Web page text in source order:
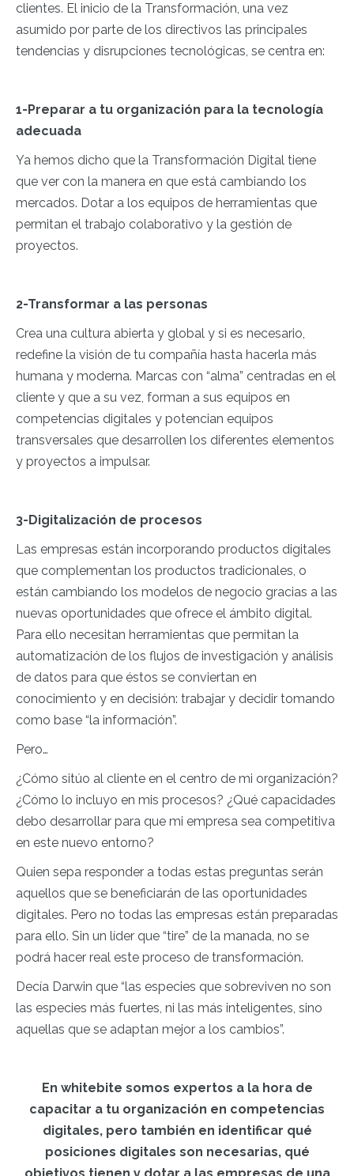
clientes. El inicio de la Transformación, una vez
asumido por parte de los directivos las principales
tendencias y disrupciones tecnológicas, se centra en:
1-Preparar a tu organización para la tecnología
adecuada
Ya hemos dicho que la Transformación Digital tiene
que ver con la manera en que está cambiando los
mercados. Dotar a los equipos de herramientas que
permitan el trabajo colaborativo y la gestión de
proyectos.
2-Transformar a las personas
Crea una cultura abierta y global y si es necesario,
redefine la visión de tu compañía hasta hacerla más
humana y moderna. Marcas con “alma” centradas en el
cliente y que a su vez, forman a sus equipos en
competencias digitales y potencian equipos
transversales que desarrollen los diferentes elementos
y proyectos a impulsar.
3-Digitalización de procesos
Las empresas están incorporando productos digitales
que complementan los productos tradicionales, o
están cambiando los modelos de negocio gracias a las
nuevas oportunidades que ofrece el ámbito digital.
Para ello necesitan herramientas que permitan la
automatización de los flujos de investigación y análisis
de datos para que éstos se conviertan en
conocimiento y en decisión: trabajar y decidir tomando
como base “la información”.
Pero…
¿Cómo sitúo al cliente en el centro de mi organización?
¿Cómo lo incluyo en mis procesos? ¿Qué capacidades
debo desarrollar para que mi empresa sea competitiva
en este nuevo entorno?
Quien sepa responder a todas estas preguntas serán
aquellos que se beneficiarán de las oportunidades
digitales. Pero no todas las empresas están preparadas
para ello. Sin un líder que “tire” de la manada, no se
podrá hacer real este proceso de transformación.
Decía Darwin que “las especies que sobreviven no son
las especies más fuertes, ni las más inteligentes, sino
aquellas que se adaptan mejor a los cambios”.
En whitebite somos expertos a la hora de
capacitar a tu organización en competencias
digitales, pero también en identificar qué
posiciones digitales son necesarias, qué